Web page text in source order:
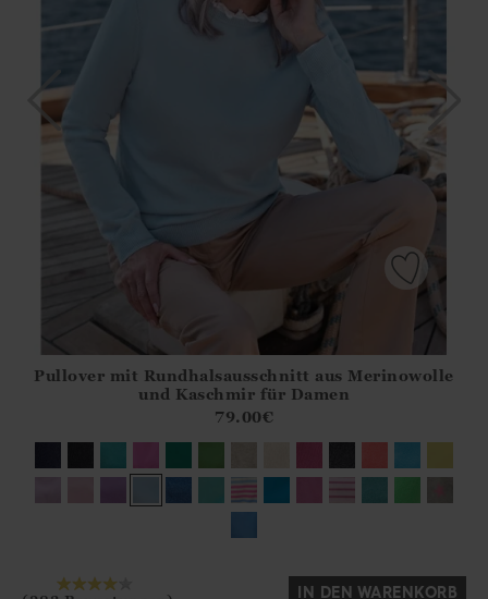
?? ""
Ja Nein
Pullover mit Rundhalsausschnitt aus Merinowolle
und Kaschmir für Damen
79.00€
IN DEN WARENKORB